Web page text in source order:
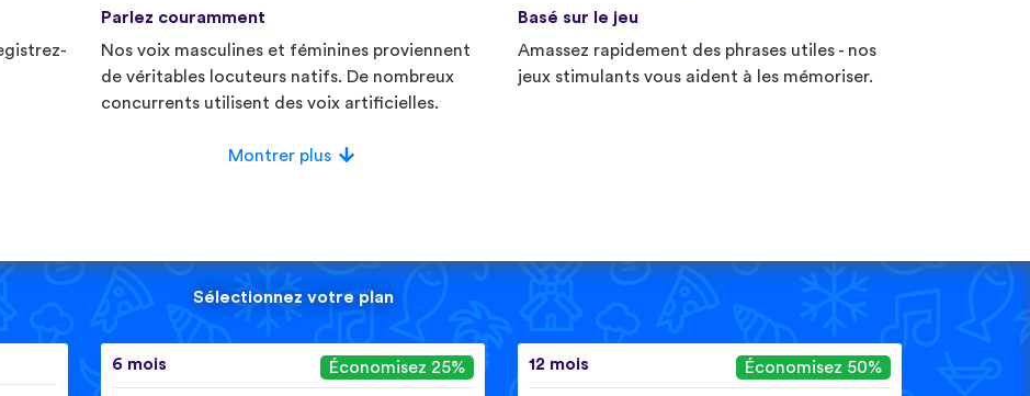
Parlez couramment
Nos voix masculines et féminines proviennent
de véritables locuteurs natifs. De nombreux
concurrents utilisent des voix artificielles.
Basé sur le jeu
Amassez rapidement des phrases utiles - nos
jeux stimulants vous aident à les mémoriser.
Montrer plus
Sélectionnez votre plan
6 mois Économisez 25% 12 mois Économisez 50%